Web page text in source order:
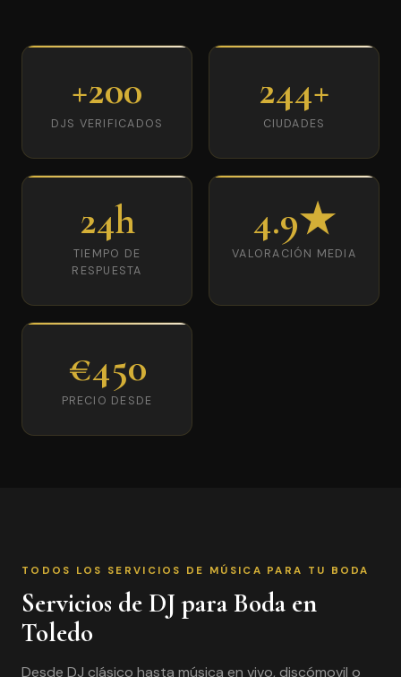
+200
DJS VERIFICADOS
244+
CIUDADES
24h
TIEMPO DE
RESPUESTA
4.9★
VALORACIÓN MEDIA
€450
PRECIO DESDE
TODOS LOS SERVICIOS DE MÚSICA PARA TU BODA
Servicios de DJ para Boda en
Toledo
Desde DJ clásico hasta música en vivo, discómovil o